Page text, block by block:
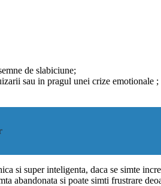
de slabiciune;
sau in pragul unei crize emotionale ;
si super inteligenta, daca se simte
abandonata si poate simti frustrare